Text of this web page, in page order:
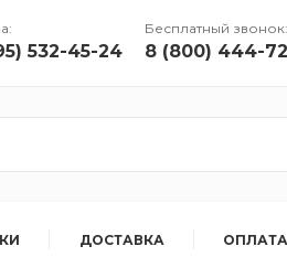
532-45-24
Бесплатный звонок:
8 (800) 444-
ДОСТАВКА ОПЛАТА